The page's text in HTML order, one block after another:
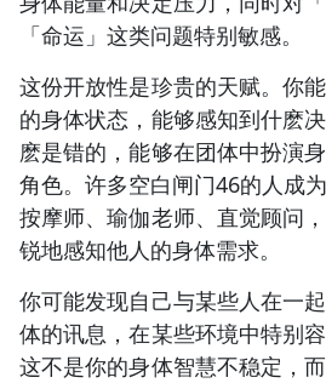
「命运」这类问题特别敏感。
这份开放性是珍贵的天赋。你
的身体状态，能够感知到什麽
麽是错的，能够在团体中扮演
角色。许多空白闸门46的人成
按摩师、瑜伽老师、直觉顾问
锐地感知他人的身体需求。
你可能发现自己与某些人在一
体的讯息，在某些环境中特别
这不是你的身体智慧不稳定，